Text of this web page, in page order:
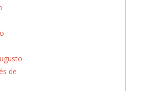
de